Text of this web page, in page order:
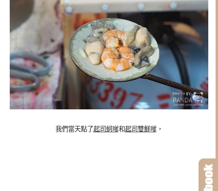
我們當天點了起司蚵嗲和起司雙鮮嗲，